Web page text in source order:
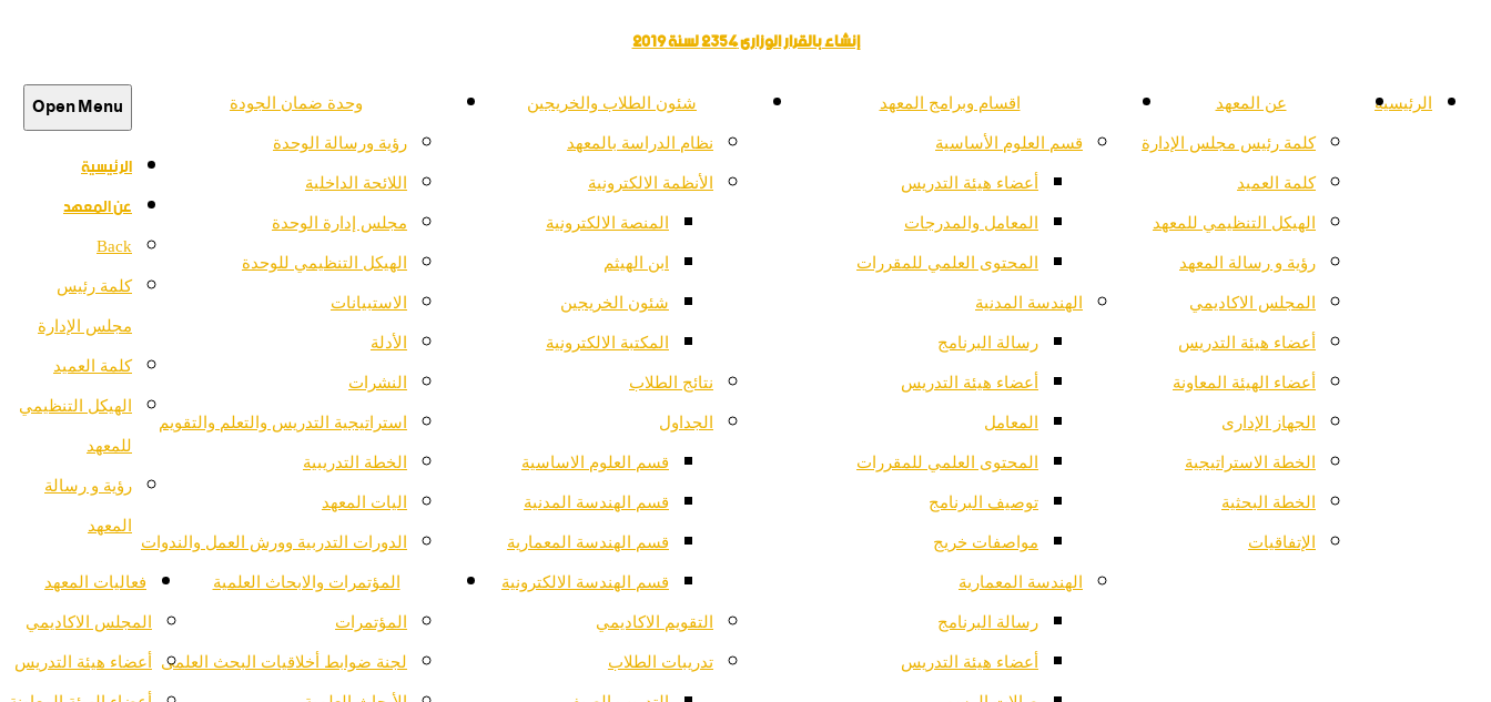
إنشاء بالقرار الوزارى 2354 لسنة 2019
الرئيسية عن المعهد
كلمة رئيس مجلس الإدارة
كلمة العميد
الهيكل التنظيمي للمعهد
رؤية و رسالة المعهد
المجلس الاكاديمي
أعضاء هيئة التدريس
أعضاء الهيئة المعاونة
الجهاز الإدارى
الخطة الاستراتيجية
الخطة البحثية
الإتفاقيات
اقسام وبرامج المعهد
قسم العلوم الأساسية
أعضاء هيئة التدريس
المعامل والمدرجات
المحتوى العلمي للمقررات
الهندسة المدنية
رسالة البرنامج
أعضاء هيئة التدريس
المعامل
المحتوى العلمي للمقررات
توصيف البرنامج
مواصفات خريج
الهندسة المعمارية
رسالة البرنامج
أعضاء هيئة التدريس
شئون الطلاب والخريجين
نظام الدراسة بالمعهد
الأنظمة الالكترونية
المنصة الالكترونية
ابن الهيثم
شئون الخريجين
المكتبة الالكترونية
نتائج الطلاب
الجداول
قسم العلوم الاساسية
قسم الهندسة المدنية
قسم الهندسة المعمارية
قسم الهندسة الالكترونية
التقويم الاكاديمي
تدريبات الطلاب
وحدة ضمان الجودة
رؤية ورسالة الوحدة
اللائحة الداخلية
مجلس إدارة الوحدة
الهيكل التنظيمي للوحدة
الاستبيانات
الأدلة
النشرات
استراتيجية التدريس والتعلم والتقويم
الخطة التدريبية
اليات المعهد
الدورات التدربية وورش العمل والندوات
المؤتمرات والابحاث العلمية
المؤتمرات
لجنة ضوابط أخلاقيات البحث العلمى
فعاليات المعهد
Open Menu
الرئيسية
عن المعهد
Back
كلمة رئيس
مجلس الإدارة
كلمة العميد
الهيكل التنظيمي
للمعهد
رؤية و رسالة
المعهد
المجلس الاكاديمي
أعضاء هيئة التدريس